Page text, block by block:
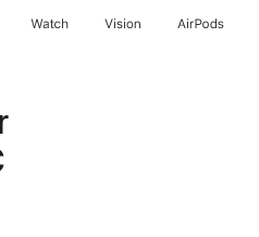
Watch Vision AirPods